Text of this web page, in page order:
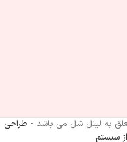
به لیتل شل می باشد - طراحی
سیستم